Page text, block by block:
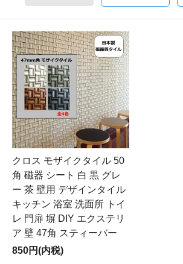
クロス モザイクタイル 50
角 磁器 シート 白 黒 グレ
ー 茶 壁用 デザインタイル
キッチン 浴室 洗面所 トイ
レ 門扉 塀 DIY エクステリ
ア 壁 47角 スティーバー
850円(内税)